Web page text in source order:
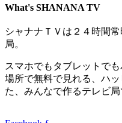
What's SHANANA TV
シャナナＴＶは２４時間
局。
スマホでもタブレットで
場所で無料で見れる、 ハッ
た、みんなで作るテレビ局